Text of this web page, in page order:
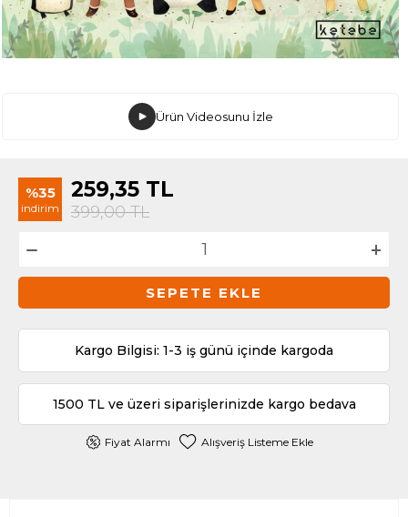
Ürün Videosunu İzle
%35
indirim
259,35 TL
399,00TL
SEPETE EKLE
Kargo Bilgisi: 1-3 iş günü içinde kargoda
1500 TL ve üzeri siparişlerinizde kargo bedava
Fiyat Alarmı Alışveriş Listeme Ekle